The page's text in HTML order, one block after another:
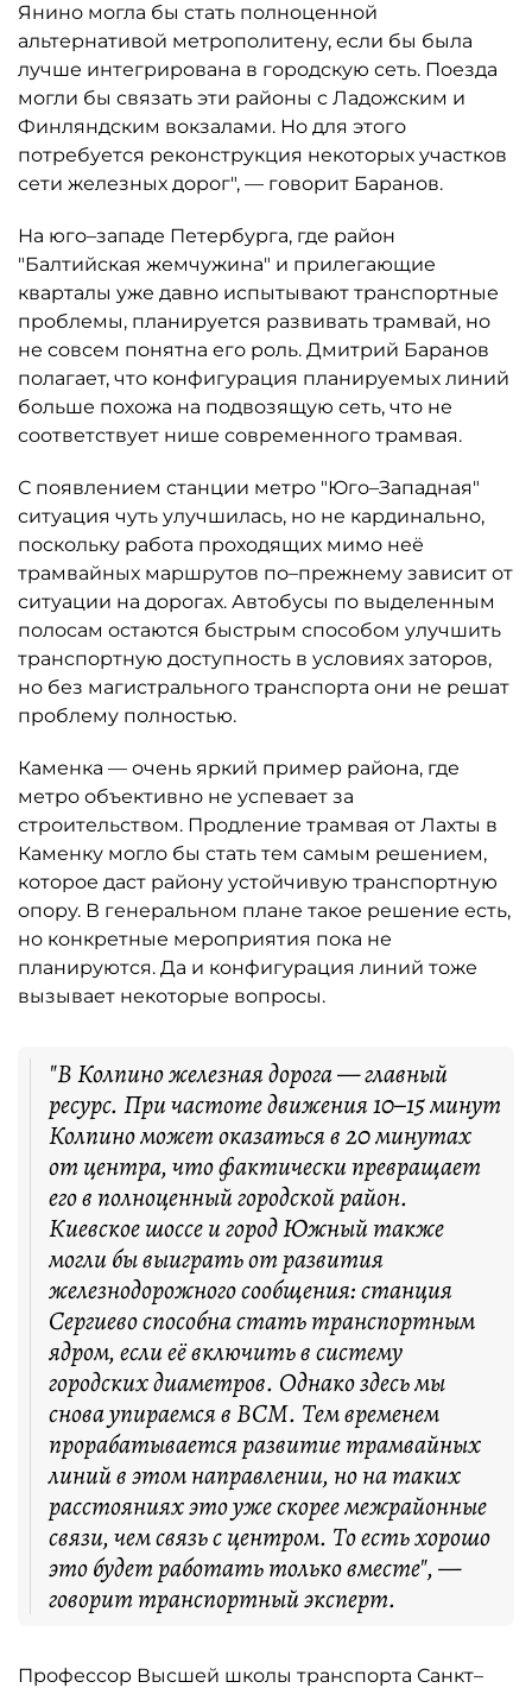
Янино могла бы стать полноценной
альтернативой метрополитену, если бы была
лучше интегрирована в городскую сеть. Поезда
могли бы связать эти районы с Ладожским и
Финляндским вокзалами. Но для этого
потребуется реконструкция некоторых участков
сети железных дорог", — говорит Баранов.
На юго–западе Петербурга, где район
"Балтийская жемчужина" и прилегающие
кварталы уже давно испытывают транспортные
проблемы, планируется развивать трамвай, но
не совсем понятна его роль. Дмитрий Баранов
полагает, что конфигурация планируемых линий
больше похожа на подвозящую сеть, что не
соответствует нише современного трамвая.
С появлением станции метро "Юго–Западная"
ситуация чуть улучшилась, но не кардинально,
поскольку работа проходящих мимо неё
трамвайных маршрутов по–прежнему зависит от
ситуации на дорогах. Автобусы по выделенным
полосам остаются быстрым способом улучшить
транспортную доступность в условиях заторов,
но без магистрального транспорта они не решат
проблему полностью.
Каменка — очень яркий пример района, где
метро объективно не успевает за
строительством. Продление трамвая от Лахты в
Каменку могло бы стать тем самым решением,
которое даст району устойчивую транспортную
опору. В генеральном плане такое решение есть,
но конкретные мероприятия пока не
планируются. Да и конфигурация линий тоже
вызывает некоторые вопросы.
"В Колпино железная дорога — главный
ресурс. При частоте движения 10–15 минут
Колпино может оказаться в 20 минутах
от центра, что фактически превращает
его в полноценный городской район.
Киевское шоссе и город Южный также
могли бы выиграть от развития
железнодорожного сообщения: станция
Сергиево способна стать транспортным
ядром, если её включить в систему
городских диаметров. Однако здесь мы
снова упираемся в ВСМ. Тем временем
прорабатывается развитие трамвайных
линий в этом направлении, но на таких
расстояниях это уже скорее межрайонные
связи, чем связь с центром. То есть хорошо
это будет работать только вместе", —
говорит транспортный эксперт.
Профессор Высшей школы транспорта Санкт–